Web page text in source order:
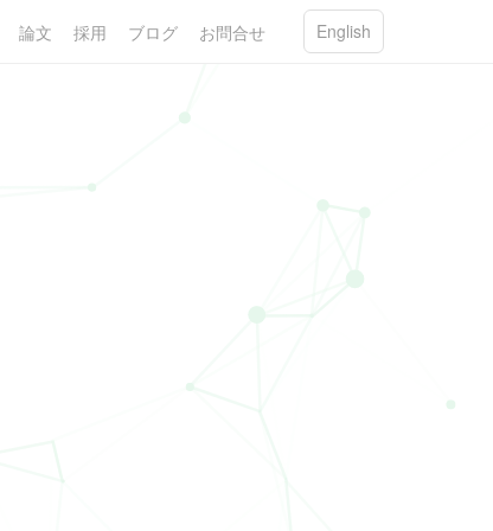
論文 採用 ブログ お問合せ English